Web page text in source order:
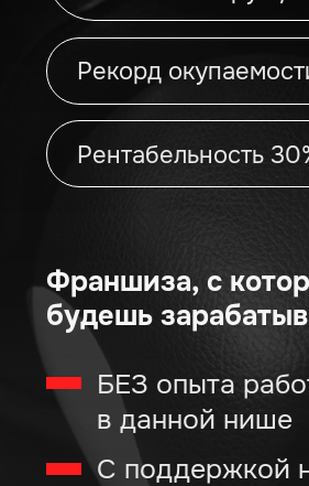
Получать клиентов уже
с первого месяца
ПОЛУЧИТЬ КОНСУЛЬТАЦИЮ
в нише
с минимальной
конкуренцией
Все верно, нет очевидных лидеров
на рынке боксёрских клубов.
У вас есть отличная возможность занять
нишу с минимальной конкуренцией,
растущим спросом и стать в ней лидером.
На рынке нет очевидных лидеров
боксёрских клубов